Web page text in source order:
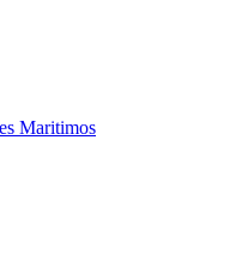
Maritimos